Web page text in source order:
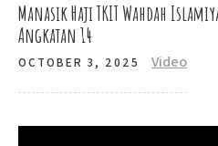
Manasik Haji TKIT Wahdah
Angkatan 14
OCTOBER 3, 2025 Video